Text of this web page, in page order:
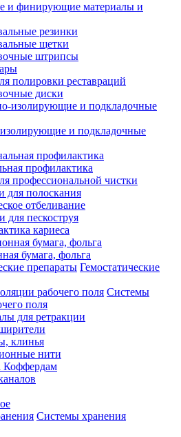
и финирующие материалы и
резинки
щетки
штрипсы
полировки реставраций
диски
и подкладочные
профилактика
профессиональной чистки
для полоскания
отбеливание
для пескоструя
кариеса
бумага, фольга
Гемостатические
Системы
поля
для ретракции
клинья
нити
Коффердам
Системы хранения